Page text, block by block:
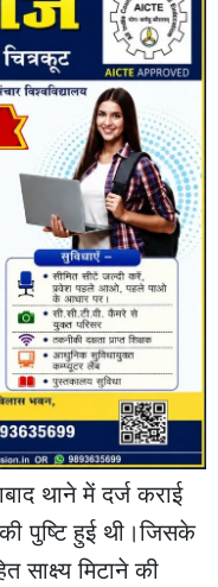
थाने में दर्ज कराई
की पुष्टि हुई थी।जिसके
साक्ष्य मिटाने की